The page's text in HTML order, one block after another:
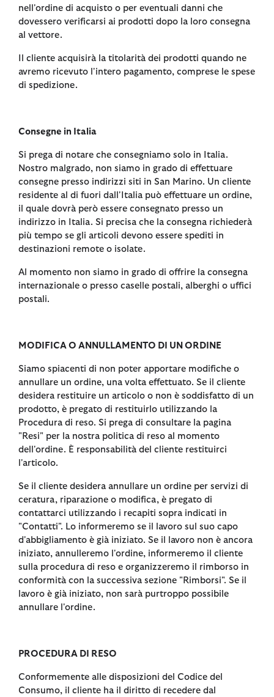
nell'ordine di acquisto o per eventuali danni che
dovessero verificarsi ai prodotti dopo la loro consegna
al vettore.
Il cliente acquisirà la titolarità dei prodotti quando ne
avremo ricevuto l'intero pagamento, comprese le spese
di spedizione.
Consegne in Italia
Si prega di notare che consegniamo solo in Italia.
Nostro malgrado, non siamo in grado di effettuare
consegne presso indirizzi siti in San Marino. Un cliente
residente al di fuori dall'Italia può effettuare un ordine,
il quale dovrà però essere consegnato presso un
indirizzo in Italia. Si precisa che la consegna richiederà
più tempo se gli articoli devono essere spediti in
destinazioni remote o isolate.
Al momento non siamo in grado di offrire la consegna
internazionale o presso caselle postali, alberghi o uffici
postali.
MODIFICA O ANNULLAMENTO DI UN ORDINE
Siamo spiacenti di non poter apportare modifiche o
annullare un ordine, una volta effettuato. Se il cliente
desidera restituire un articolo o non è soddisfatto di un
prodotto, è pregato di restituirlo utilizzando la
Procedura di reso. Si prega di consultare la pagina
"Resi" per la nostra politica di reso al momento
dell'ordine. È responsabilità del cliente restituirci
l'articolo.
Se il cliente desidera annullare un ordine per servizi di
ceratura, riparazione o modifica, è pregato di
contattarci utilizzando i recapiti sopra indicati in
"Contatti". Lo informeremo se il lavoro sul suo capo
d'abbigliamento è già iniziato. Se il lavoro non è ancora
iniziato, annulleremo l'ordine, informeremo il cliente
sulla procedura di reso e organizzeremo il rimborso in
conformità con la successiva sezione "Rimborsi". Se il
lavoro è già iniziato, non sarà purtroppo possibile
annullare l'ordine.
PROCEDURA DI RESO
Conformemente alle disposizioni del Codice del
Consumo, il cliente ha il diritto di recedere dal